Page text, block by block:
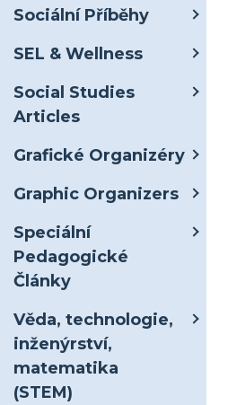
Sociální Příběhy
SEL & Wellness
Social Studies
Articles
Grafické Organizéry
Graphic Organizers
Speciální
Pedagogické
Články
Věda, technologie,
inženýrství,
matematika
(STEM)